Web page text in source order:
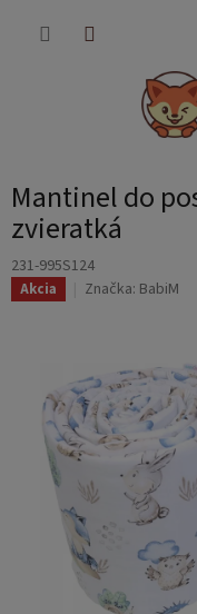
Mantinel do
zvieratká
231-995S124
Akcia Značka: BabiM